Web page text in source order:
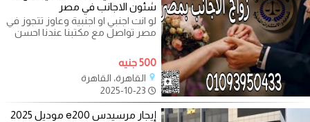
شئون الاجانب في مصر
لو انت اجنبي او اجنبية وعاوز تتجوز في
مصر تواصل مع مكتبنا عندنا احسن
500 جنيه
القاهرة، القاهرة
إيجار مرسيدس e200 موديل 2025